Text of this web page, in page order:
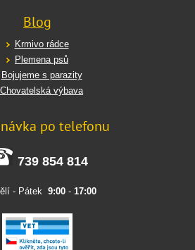
Blog
Krmivo rádce
Plemena psů
Bojujeme s parazity
Chovatelská výbava
po telefonu
739 854 814
- Pátek 9:00- 17:00